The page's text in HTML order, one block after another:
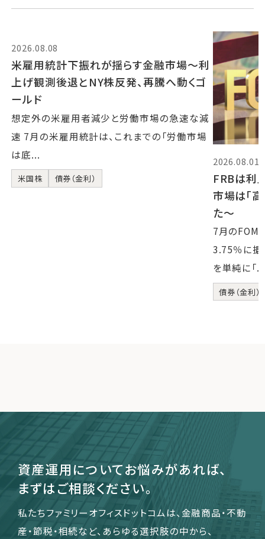
2026.08.08
米雇用統計下振れが揺らす金融市場～利
上げ観測後退とNY株反発、再騰へ動くゴ
ールド
想定外の米雇用者減少と労働市場の急速な減
速 7月の米雇用統計は、これまでの「労働市場
は底...
米国株 債券（金利）
2026.08.01
FRBは利
市場は「
た〜
7月の
3.75％に据
を単純に「
債券（金利）
資産運用についてお悩みがあれば、
まずはご相談ください。
私たちファミリーオフィスドットコムは、金融商品・不動
産・節税・相続など、あらゆる選択肢の中から、